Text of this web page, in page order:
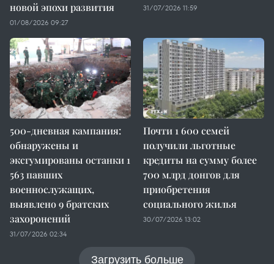
новой эпохи развития
01/08/2026 09:27
31/07/2026 11:59
500-дневная кампания:
обнаружены и
эксгумированы останки 1
563 павших
военнослужащих,
выявлено 9 братских
захоронений
31/07/2026 02:34
Почти 1 600 семей
получили льготные
кредиты на сумму более
700 млрд донгов для
приобретения
социального жилья
30/07/2026 13:02
Загрузить больше